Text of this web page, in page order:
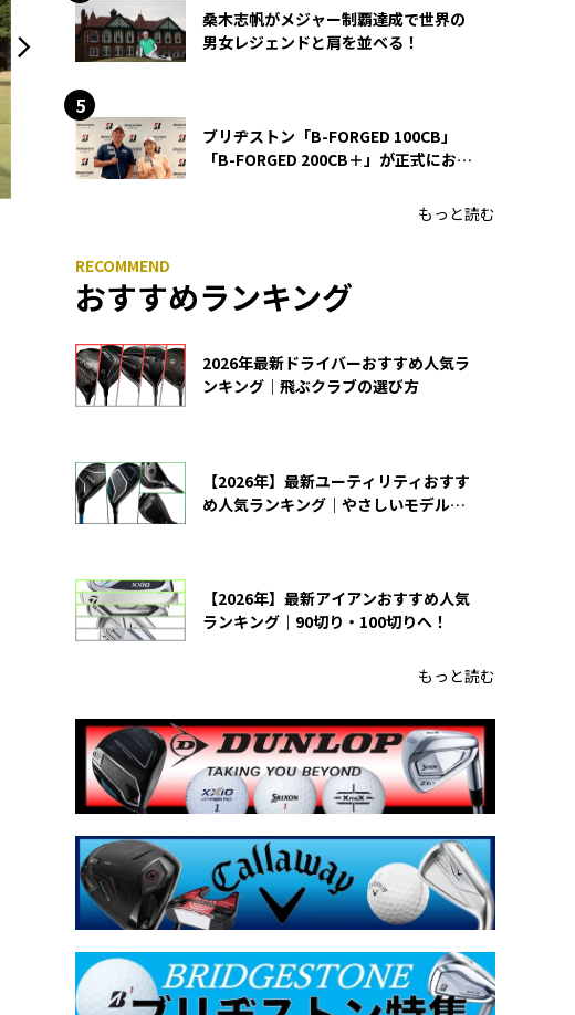
桑木志帆がメジャー制覇達成で世界の
男女レジェンドと肩を並べる！
ブリヂストン「B-FORGED 100CB」
「B-FORGED 200CB＋」が正式にお披
もっと読む
おすすめランキング
2026年最新ドライバーおすすめ人気ラ
ンキング｜飛ぶクラブの選び方
【2026年】最新ユーティリティおすす
め人気ランキング｜やさしいモデルの
【2026年】最新アイアンおすすめ人気
ランキング｜90切り・100切りへ！
もっと読む